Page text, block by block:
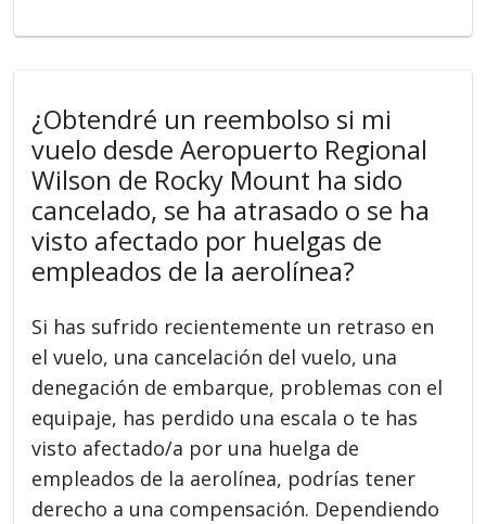
¿Obtendré un reembolso si mi
vuelo desde Aeropuerto Regional
Wilson de Rocky Mount ha sido
cancelado, se ha atrasado o se ha
visto afectado por huelgas de
empleados de la aerolínea?
Si has sufrido recientemente un retraso en
el vuelo, una cancelación del vuelo, una
denegación de embarque, problemas con el
equipaje, has perdido una escala o te has
visto afectado/a por una huelga de
empleados de la aerolínea, podrías tener
derecho a una compensación. Dependiendo